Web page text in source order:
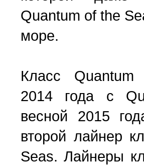
Quantum of the
море.
Класс Quantum
2014 года с
весной 2015
второй лайнер
Seas. Лайнеры